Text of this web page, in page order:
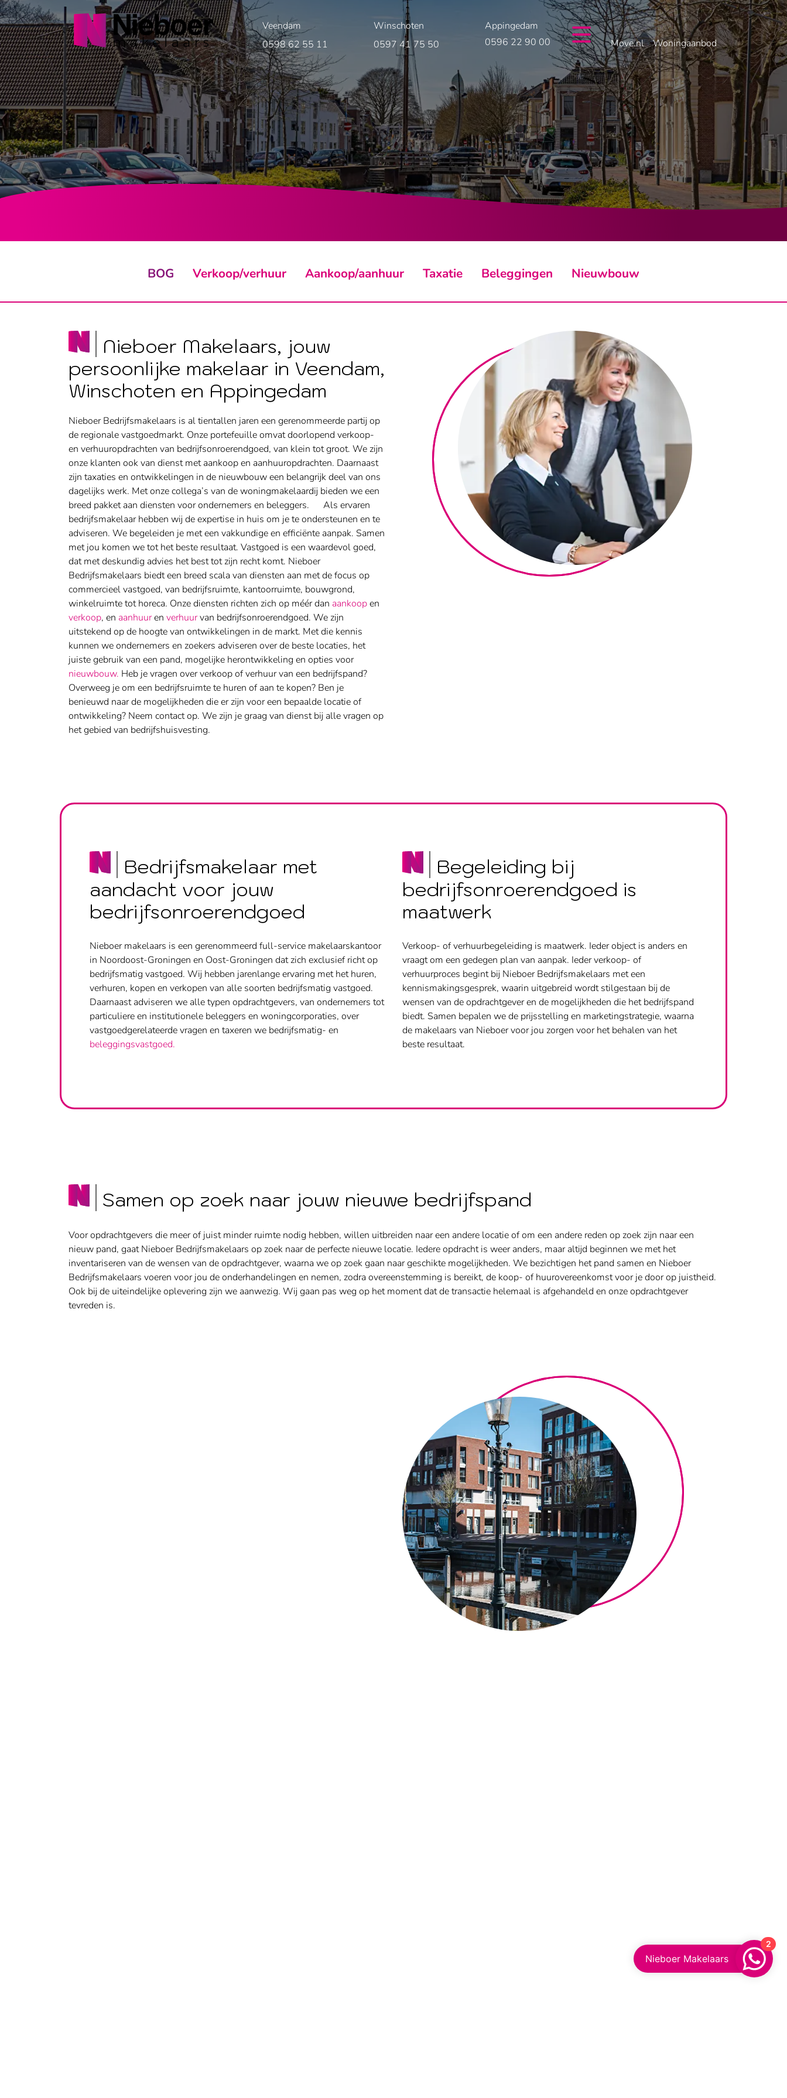
overslaan
Veendam
0598 62 55 11
Winschoten
0597 41 75 50
Appingedam
0596 22 90 00
Move.nl Woningaanbod
BOG Verkoop/verhuur Aankoop/aanhuur Taxatie Beleggingen Nieuwbouw
Nieboer Makelaars, jouw
persoonlijke makelaar in Veendam,
Winschoten en Appingedam
Nieboer Bedrijfsmakelaars is al tientallen jaren een gerenommeerde partij op
de regionale vastgoedmarkt. Onze portefeuille omvat doorlopend verkoop-
en verhuuropdrachten van bedrijfsonroerendgoed, van klein tot groot. We zijn
onze klanten ook van dienst met aankoop en aanhuuropdrachten. Daarnaast
zijn taxaties en ontwikkelingen in de nieuwbouw een belangrijk deel van ons
dagelijks werk. Met onze collega’s van de woningmakelaardij bieden we een
breed pakket aan diensten voor ondernemers en beleggers. Als ervaren
bedrijfsmakelaar hebben wij de expertise in huis om je te ondersteunen en te
adviseren. We begeleiden je met een vakkundige en efficiënte aanpak. Samen
met jou komen we tot het beste resultaat. Vastgoed is een waardevol goed,
dat met deskundig advies het best tot zijn recht komt. Nieboer
Bedrijfsmakelaars biedt een breed scala van diensten aan met de focus op
commercieel vastgoed, van bedrijfsruimte, kantoorruimte, bouwgrond,
winkelruimte tot horeca. Onze diensten richten zich op méér dan aankoopen
verkoop, en aanhuuren verhuurvan bedrijfsonroerendgoed. We zijn
uitstekend op de hoogte van ontwikkelingen in de markt. Met die kennis
kunnen we ondernemers en zoekers adviseren over de beste locaties, het
juiste gebruik van een pand, mogelijke herontwikkeling en opties voor
nieuwbouw. Heb je vragen over verkoop of verhuur van een bedrijfspand?
Overweeg je om een bedrijfsruimte te huren of aan te kopen? Ben je
benieuwd naar de mogelijkheden die er zijn voor een bepaalde locatie of
ontwikkeling? Neem contact op. We zijn je graag van dienst bij alle vragen op
het gebied van bedrijfshuisvesting.
Bedrijfsmakelaar met
aandacht voor jouw
bedrijfsonroerendgoed
Nieboer makelaars is een gerenommeerd full-service makelaarskantoor
in Noordoost-Groningen en Oost-Groningen dat zich exclusief richt op
bedrijfsmatig vastgoed. Wij hebben jarenlange ervaring met het huren,
verhuren, kopen en verkopen van alle soorten bedrijfsmatig vastgoed.
Daarnaast adviseren we alle typen opdrachtgevers, van ondernemers tot
particuliere en institutionele beleggers en woningcorporaties, over
vastgoedgerelateerde vragen en taxeren we bedrijfsmatig- en
beleggingsvastgoed.
Begeleiding bij
bedrijfsonroerendgoed is
maatwerk
Verkoop- of verhuurbegeleiding is maatwerk. Ieder object is anders en
vraagt om een gedegen plan van aanpak. Ieder verkoop- of
verhuurproces begint bij Nieboer Bedrijfsmakelaars met een
kennismakingsgesprek, waarin uitgebreid wordt stilgestaan bij de
wensen van de opdrachtgever en de mogelijkheden die het bedrijfspand
biedt. Samen bepalen we de prijsstelling en marketingstrategie, waarna
de makelaars van Nieboer voor jou zorgen voor het behalen van het
beste resultaat.
Samen op zoek naar jouw nieuwe bedrijfspand
Voor opdrachtgevers die meer of juist minder ruimte nodig hebben, willen uitbreiden naar een andere locatie of om een andere reden op zoek zijn naar een
nieuw pand, gaat Nieboer Bedrijfsmakelaars op zoek naar de perfecte nieuwe locatie. Iedere opdracht is weer anders, maar altijd beginnen we met het
inventariseren van de wensen van de opdrachtgever, waarna we op zoek gaan naar geschikte mogelijkheden. We bezichtigen het pand samen en Nieboer
Bedrijfsmakelaars voeren voor jou de onderhandelingen en nemen, zodra overeenstemming is bereikt, de koop- of huurovereenkomst voor je door op juistheid.
Ook bij de uiteindelijke oplevering zijn we aanwezig. Wij gaan pas weg op het moment dat de transactie helemaal is afgehandeld en onze opdrachtgever
tevreden is.
Nieboer Makelaars
2